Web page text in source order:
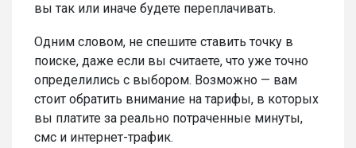
вы так или иначе будете переплачивать.
Одним словом, не спешите ставить точку в
поиске, даже если вы считаете, что уже точно
определились с выбором. Возможно — вам
стоит обратить внимание на тарифы, в которых
вы платите за реально потраченные минуты,
смс и интернет-трафик.